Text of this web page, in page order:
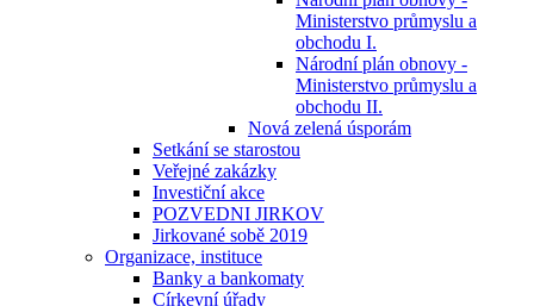
Ministerstvo průmyslu a
obchodu I.
Národní plán obnovy -
Ministerstvo průmyslu a
obchodu II.
Nová zelená úsporám
Setkání se starostou
Veřejné zakázky
Investiční akce
POZVEDNI JIRKOV
Jirkované sobě 2019
Organizace, instituce
Banky a bankomaty
Církevní úřady